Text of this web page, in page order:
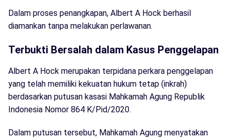
Dalam proses penangkapan, Albert A Hock berhasil
diamankan tanpa melakukan perlawanan.
Terbukti Bersalah dalam Kasus Penggelapan
Albert A Hock merupakan terpidana perkara penggelapan
yang telah memiliki kekuatan hukum tetap (inkrah)
berdasarkan putusan kasasi Mahkamah Agung Republik
Indonesia Nomor 864 K/Pid/2020.
Dalam putusan tersebut, Mahkamah Agung menyatakan